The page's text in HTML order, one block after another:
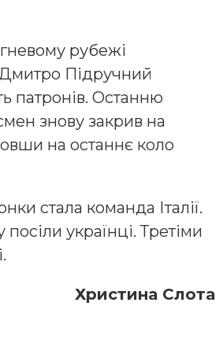
рубежі
Підручний
патронів. Останню
знову закрив на
на останнє коло
стала команда Італії.
українці. Третіми
Христина Слота